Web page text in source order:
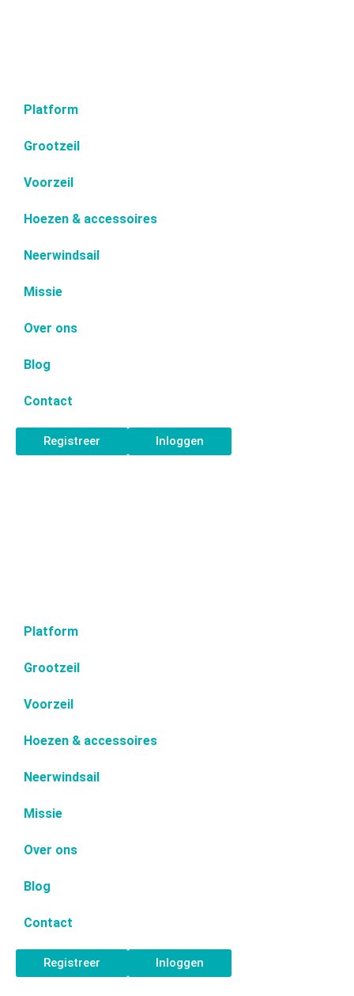
Platform
Grootzeil
Voorzeil
Hoezen & accessoires
Neerwindsail
Missie
Over ons
Blog
Contact
Registreer Inloggen
Platform
Grootzeil
Voorzeil
Hoezen & accessoires
Neerwindsail
Missie
Over ons
Blog
Contact
Registreer Inloggen